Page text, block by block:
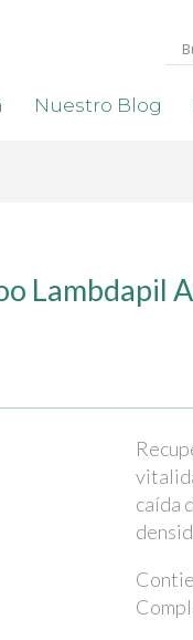
Nuestro Blog
Lambdapil
caída